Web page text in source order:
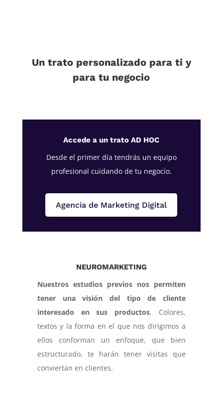
Un trato personalizado para ti y
para tu negocio
Accede a un trato AD HOC
Desde el primer día tendrás un equipo
profesional cuidando de tu negocio.
Agencia de Marketing Digital
NEUROMARKETING
Nuestros estudios previos nos permiten
tener una visión del tipo de cliente
interesado en sus productos. Colores,
textos y la forma en el que nos dirigimos a
ellos conforman un enfoque, que bien
estructurado, te harán tener visitas que
conviertan en clientes.